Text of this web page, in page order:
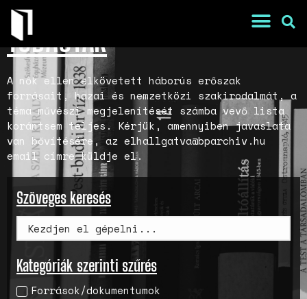
TUDÁSTÁR
A nők ellen elkövetett háborús erőszak
forrásait, hazai és nemzetközi szakirodalmát, a
téma művészi megjelenítését számba vevő lista
korántsem teljes. Kérjük, amennyiben javaslata
van bővítésére, az elhallgatva@bparchiv.hu
email címre küldje el.
Szöveges keresés
Kategóriák szerinti szűrés
Források/dokumentumok